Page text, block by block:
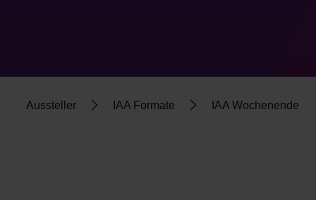
Aussteller IAA Formate IAA Wochenende